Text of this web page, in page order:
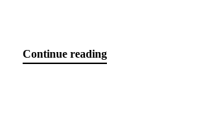
Continue reading